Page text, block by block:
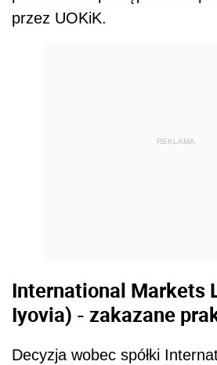
przez UOKiK.
REKLAMA
International Markets
Iyovia) - zakazane
Decyzja wobec spółki